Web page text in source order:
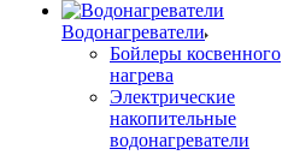
Водонагреватели
Бойлеры косвенного
нагрева
Электрические
накопительные
водонагреватели